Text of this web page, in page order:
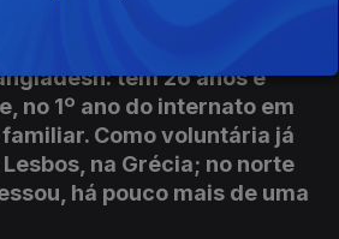
tem 26 anos e
no 1º ano do internato em
Como voluntária já
na Grécia; no norte
há pouco mais de uma